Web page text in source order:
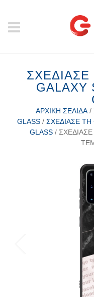
ΣΧΕΔΊΑΣΕ
GALAXY
ΑΡΧΙΚΉ ΣΕΛΊΔΑ/
GLASS / ΣΧΕΔΊΑΣΕ ΤΗ
GLASS/ ΣΧΕΔΊΑΣΕ